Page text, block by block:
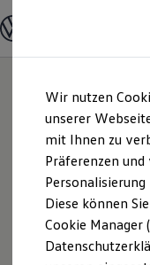
Hauptinhalt
springen
Footer
springen
Modelle und
Modelle
Elektroautos
ENERGY
SUV und
Kombis
Sportwagen
Schnell
Angebote und
Aktuelle
Wir nutzen
unserer
mit Ihnen zu
Präferenzen
Diese können
Cookie